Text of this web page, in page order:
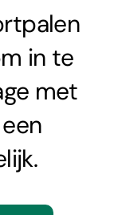
in te
met